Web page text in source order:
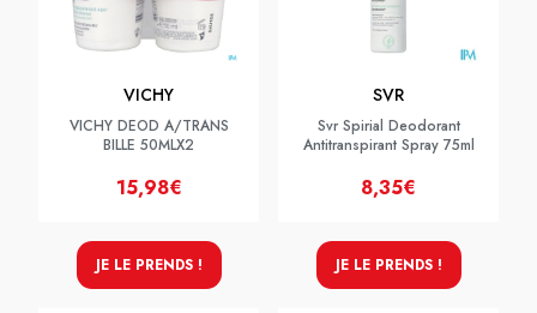
VICHY
VICHY DEOD A/TRANS
BILLE 50MLX2
15,98€
JE LE PRENDS !
SVR
Svr Spirial Deodorant
Antitranspirant Spray 75ml
8,35€
JE LE PRENDS !